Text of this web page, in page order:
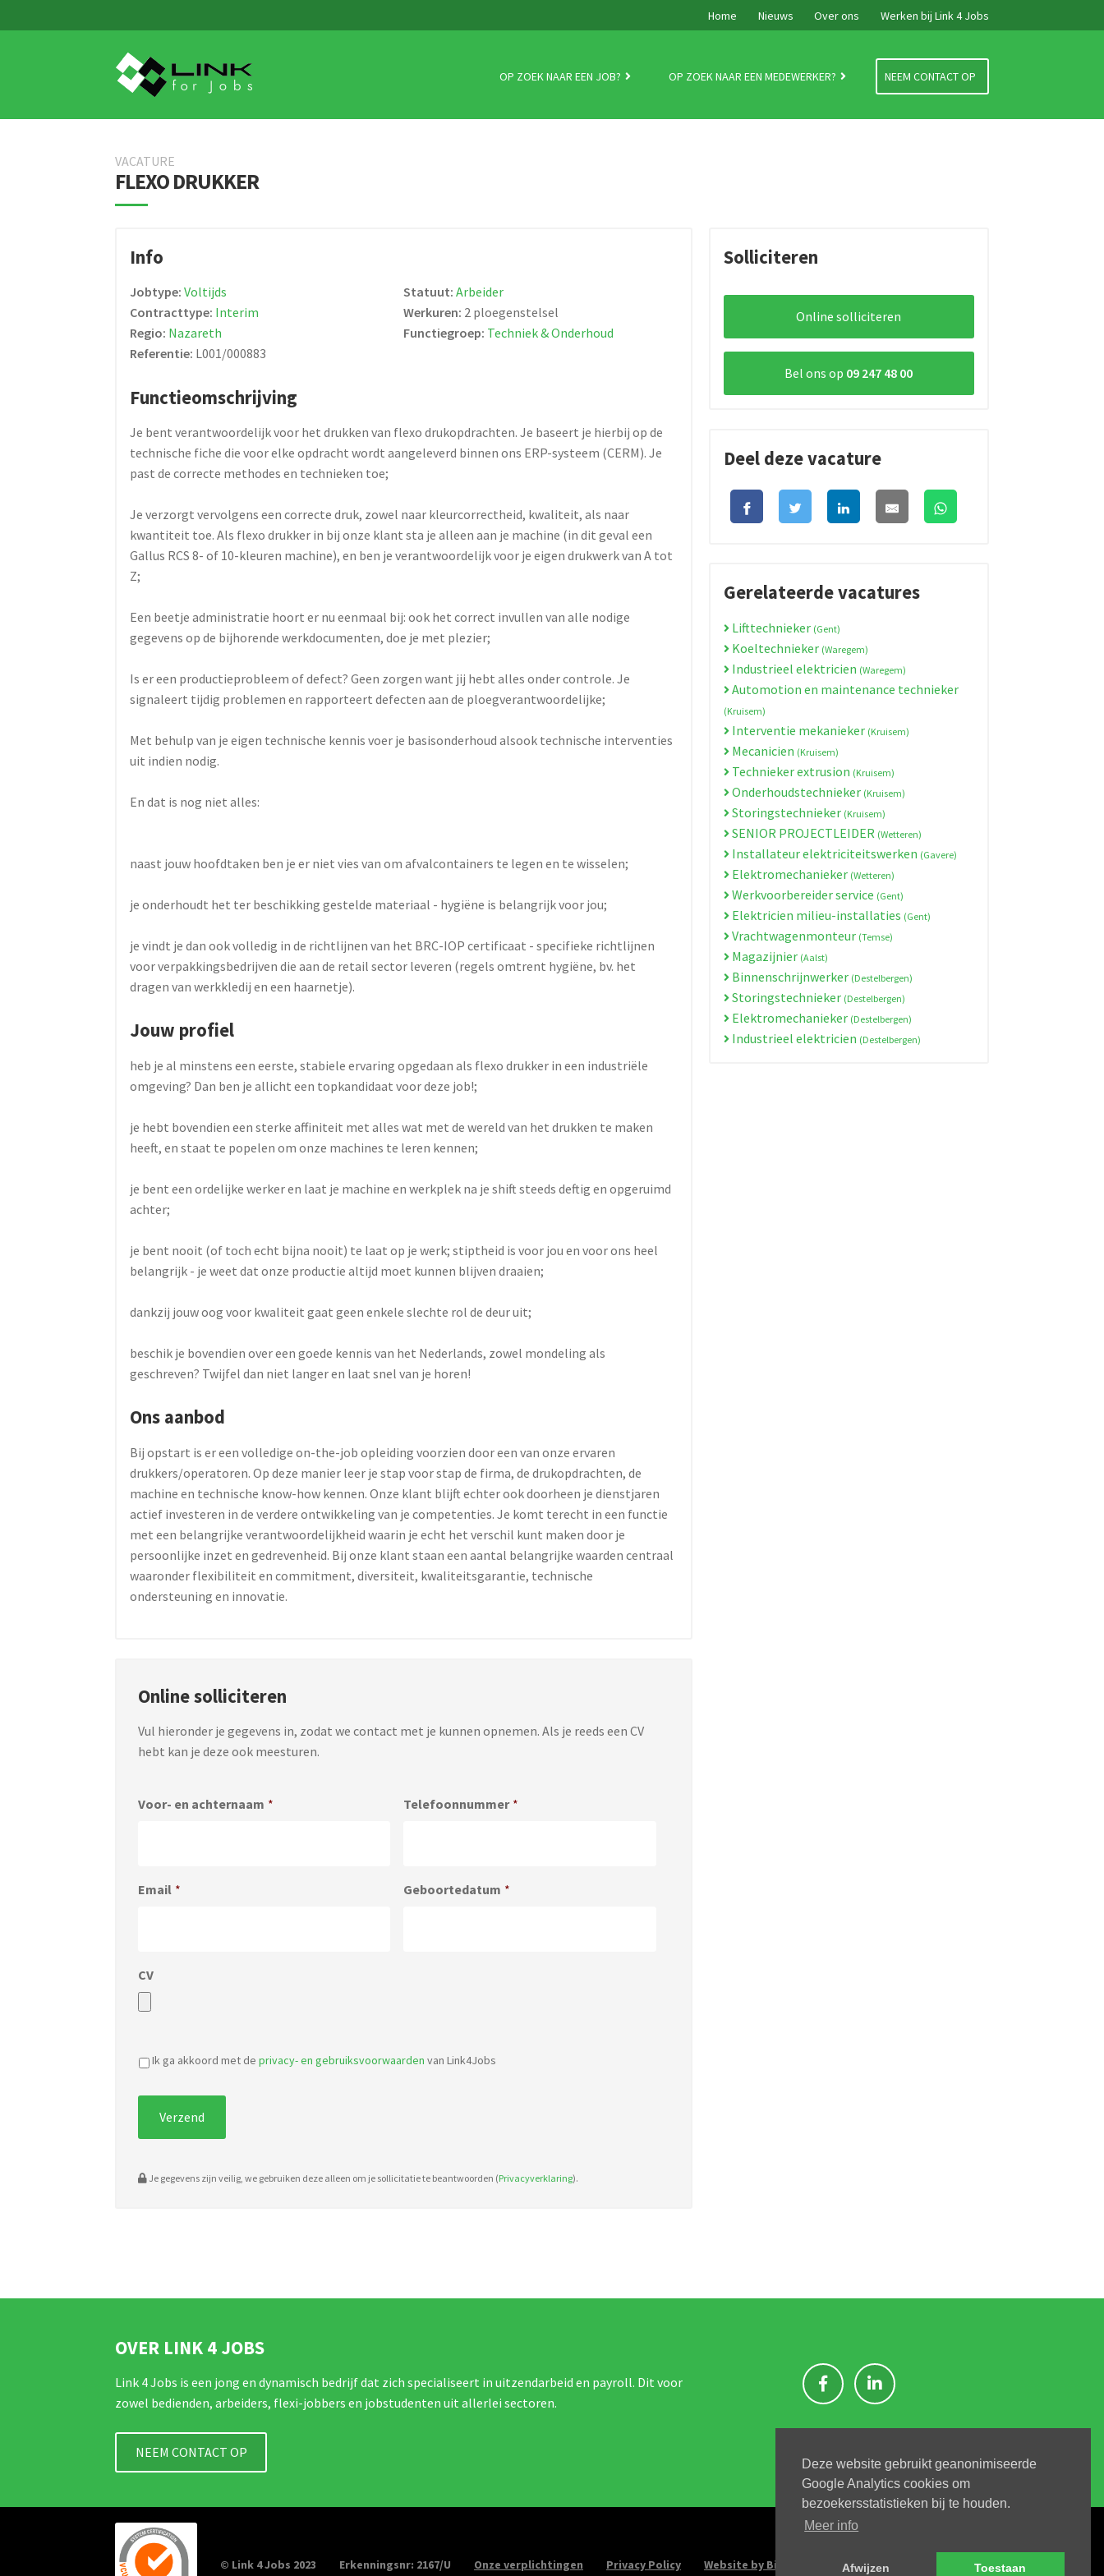
Deze website gebruikt geanonimiseerde
Google Analytics cookies om
bezoekersstatistieken bij te houden.
Meer info
Afwijzen Toestaan
Home Nieuws Over ons Werken bij Link 4 Jobs
to
navigation
to
content
OP ZOEK NAAR EEN JOB? OP ZOEK NAAR EEN MEDEWERKER? NEEM CONTACT OP
VACATURE
FLEXO DRUKKER
Info
Jobtype:Voltijds Statuut:Arbeider
Contracttype: Interim Werkuren: 2 ploegenstelsel
Regio: Nazareth Functiegroep: Techniek & Onderhoud
Referentie: L001/000883
Functieomschrijving
Je bent verantwoordelijk voor het drukken van flexo drukopdrachten. Je baseert je hierbij op de
technische fiche die voor elke opdracht wordt aangeleverd binnen ons ERP-systeem (CERM). Je
past de correcte methodes en technieken toe;
Je verzorgt vervolgens een correcte druk, zowel naar kleurcorrectheid, kwaliteit, als naar
kwantiteit toe. Als flexo drukker in bij onze klant sta je alleen aan je machine (in dit geval een
Gallus RCS 8- of 10-kleuren machine), en ben je verantwoordelijk voor je eigen drukwerk van A tot
Z;
Een beetje administratie hoort er nu eenmaal bij: ook het correct invullen van alle nodige
gegevens op de bijhorende werkdocumenten, doe je met plezier;
Is er een productieprobleem of defect? Geen zorgen want jij hebt alles onder controle. Je
signaleert tijdig problemen en rapporteert defecten aan de ploegverantwoordelijke;
Met behulp van je eigen technische kennis voer je basisonderhoud alsook technische interventies
uit indien nodig.
En dat is nog niet alles:
naast jouw hoofdtaken ben je er niet vies van om afvalcontainers te legen en te wisselen;
je onderhoudt het ter beschikking gestelde materiaal - hygiëne is belangrijk voor jou;
je vindt je dan ook volledig in de richtlijnen van het BRC-IOP certificaat - specifieke richtlijnen
voor verpakkingsbedrijven die aan de retail sector leveren (regels omtrent hygiëne, bv. het
dragen van werkkledij en een haarnetje).
Jouw profiel
heb je al minstens een eerste, stabiele ervaring opgedaan als flexo drukker in een industriële
omgeving? Dan ben je allicht een topkandidaat voor deze job!;
je hebt bovendien een sterke affiniteit met alles wat met de wereld van het drukken te maken
heeft, en staat te popelen om onze machines te leren kennen;
je bent een ordelijke werker en laat je machine en werkplek na je shift steeds deftig en opgeruimd
achter;
je bent nooit (of toch echt bijna nooit) te laat op je werk; stiptheid is voor jou en voor ons heel
belangrijk - je weet dat onze productie altijd moet kunnen blijven draaien;
dankzij jouw oog voor kwaliteit gaat geen enkele slechte rol de deur uit;
beschik je bovendien over een goede kennis van het Nederlands, zowel mondeling als
geschreven? Twijfel dan niet langer en laat snel van je horen!
Ons aanbod
Bij opstart is er een volledige on-the-job opleiding voorzien door een van onze ervaren
drukkers/operatoren. Op deze manier leer je stap voor stap de firma, de drukopdrachten, de
machine en technische know-how kennen. Onze klant blijft echter ook doorheen je dienstjaren
actief investeren in de verdere ontwikkeling van je competenties. Je komt terecht in een functie
met een belangrijke verantwoordelijkheid waarin je echt het verschil kunt maken door je
persoonlijke inzet en gedrevenheid. Bij onze klant staan een aantal belangrijke waarden centraal
waaronder flexibiliteit en commitment, diversiteit, kwaliteitsgarantie, technische
ondersteuning en innovatie.
Online solliciteren
Vul hieronder je gegevens in, zodat we contact met je kunnen opnemen. Als je reeds een CV
hebt kan je deze ook meesturen.
Voor- en achternaam * Telefoonnummer *
Email * Geboortedatum *
CV
pdf,
Ik ga akkoord met de privacy- en gebruiksvoorwaarden van Link4Jobs
Je gegevens zijn veilig, we gebruiken deze alleen om je sollicitatie te beantwoorden (Privacyverklaring).
Solliciteren
Online solliciteren
Bel ons op 09 247 48 00
Deel deze vacature
Gerelateerde vacatures
Lifttechnieker (Gent)
Koeltechnieker (Waregem)
Industrieel elektricien (Waregem)
Automotion en maintenance technieker
(Kruisem)
Interventie mekanieker (Kruisem)
Mecanicien (Kruisem)
Technieker extrusion (Kruisem)
Onderhoudstechnieker (Kruisem)
Storingstechnieker (Kruisem)
SENIOR PROJECTLEIDER (Wetteren)
Installateur elektriciteitswerken (Gavere)
Elektromechanieker (Wetteren)
Werkvoorbereider service (Gent)
Elektricien milieu-installaties (Gent)
Vrachtwagenmonteur (Temse)
Magazijnier (Aalst)
Binnenschrijnwerker (Destelbergen)
Storingstechnieker (Destelbergen)
Elektromechanieker (Destelbergen)
Industrieel elektricien (Destelbergen)
OVER LINK 4 JOBS
Link 4 Jobs is een jong en dynamisch bedrijf dat zich specialiseert in uitzendarbeid en payroll. Dit voor
zowel bedienden, arbeiders, flexi-jobbers en jobstudenten uit allerlei sectoren.
NEEM CONTACT OP
© Link 4 Jobs 2023 Erkenningsnr: 2167/U Onze verplichtingen Privacy Policy Website by Big Kahuna